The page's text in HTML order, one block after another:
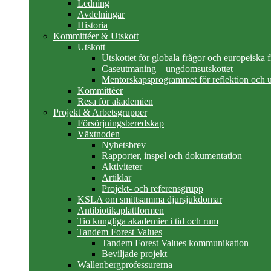
Ledning
Avdelningar
Historia
Kommittéer & Utskott
Utskott
Utskottet för globala frågor och europeiska
Caseutmaning – ungdomsutskottet
Mentorskapsprogrammet för reflektion och
Kommittéer
Resa för akademien
Projekt & Arbetsgrupper
Försörjningsberedskap
Växtnoden
Nyhetsbrev
Rapporter, inspel och dokumentation
Aktiviteter
Artiklar
Projekt- och referensgrupp
KSLA om smittsamma djursjukdomar
Antibiotikaplattformen
Tio kungliga akademier i tid och rum
Tandem Forest Values
Tandem Forest Values kommunikation
Beviljade projekt
Wallenbergprofessurerna